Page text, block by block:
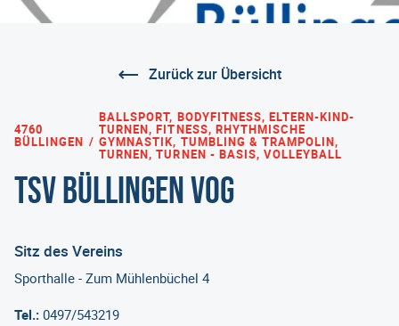
Zurück zur Übersicht
4760
BÜLLINGEN
BALLSPORT, BODYFITNESS, ELTERN-KIND-
TURNEN, FITNESS, RHYTHMISCHE
GYMNASTIK, TUMBLING & TRAMPOLIN,
TURNEN, TURNEN - BASIS, VOLLEYBALL
TSV Büllingen VoG
Sitz des Vereins
Sporthalle - Zum Mühlenbüchel 4
Tel.: 0497/543219